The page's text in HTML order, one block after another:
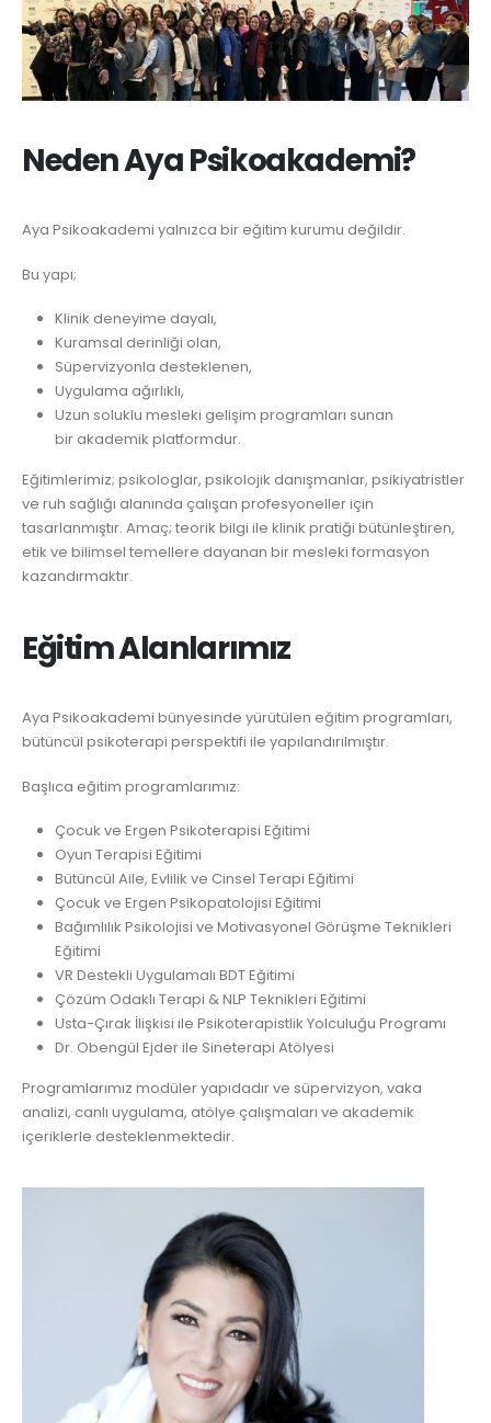
Neden Aya Psikoakademi?
Aya Psikoakademi yalnızca bir eğitim kurumu değildir.
Bu yapı;
Klinik deneyime dayalı,
Kuramsal derinliği olan,
Süpervizyonla desteklenen,
Uygulama ağırlıklı,
Uzun soluklu mesleki gelişim programları sunan
bir akademik platformdur.
Eğitimlerimiz; psikologlar, psikolojik danışmanlar, psikiyatristler
ve ruh sağlığı alanında çalışan profesyoneller için
tasarlanmıştır. Amaç; teorik bilgi ile klinik pratiği bütünleştiren,
etik ve bilimsel temellere dayanan bir mesleki formasyon
kazandırmaktır.
Eğitim Alanlarımız
Aya Psikoakademi bünyesinde yürütülen eğitim programları,
bütüncül psikoterapi perspektifi ile yapılandırılmıştır.
Başlıca eğitim programlarımız:
Çocuk ve Ergen Psikoterapisi Eğitimi
Oyun Terapisi Eğitimi
Bütüncül Aile, Evlilik ve Cinsel Terapi Eğitimi
Çocuk ve Ergen Psikopatolojisi Eğitimi
Bağımlılık Psikolojisi ve Motivasyonel Görüşme Teknikleri
Eğitimi
VR Destekli Uygulamalı BDT Eğitimi
Çözüm Odaklı Terapi & NLP Teknikleri Eğitimi
Usta-Çırak İlişkisi ile Psikoterapistlik Yolculuğu Programı
Dr. Obengül Ejder ile Sineterapi Atölyesi
Programlarımız modüler yapıdadır ve süpervizyon, vaka
analizi, canlı uygulama, atölye çalışmaları ve akademik
içeriklerle desteklenmektedir.